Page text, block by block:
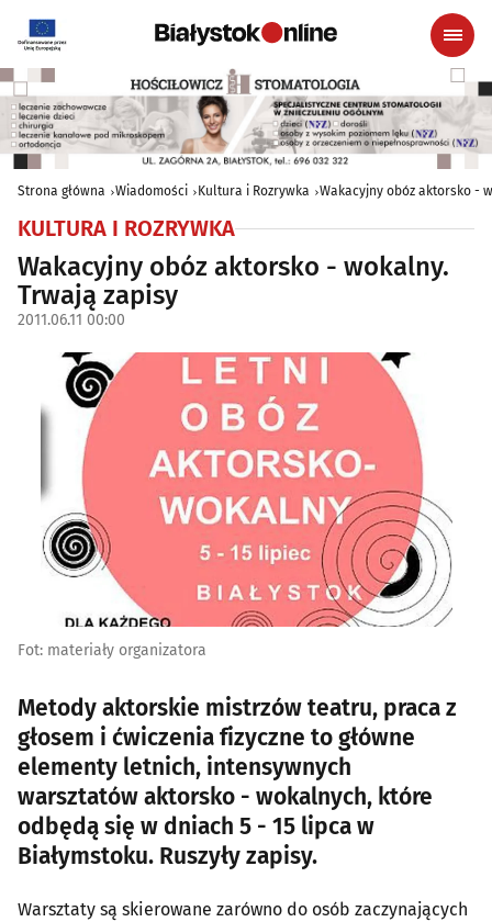
Strona główna Wiadomości Kultura i Rozrywka Wakacyjny obóz aktorsko -
KULTURA I ROZRYWKA
Wakacyjny obóz aktorsko - wokalny.
Trwają zapisy
2011.06.11 00:00
Fot: materiały organizatora
Metody aktorskie mistrzów teatru, praca z
głosem i ćwiczenia fizyczne to główne
elementy letnich, intensywnych
warsztatów aktorsko - wokalnych, które
odbędą się w dniach 5 - 15 lipca w
Białymstoku. Ruszyły zapisy.
Warsztaty są skierowane zarówno do osób zaczynających